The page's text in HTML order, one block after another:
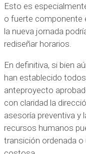
Esto es
o fuerte componente
la nueva jornada
rediseñar horarios.
En definitiva, si bien
han establecido
anteproyecto
con claridad la
asesoría preventiva y
recursos humanos
transición ordenada